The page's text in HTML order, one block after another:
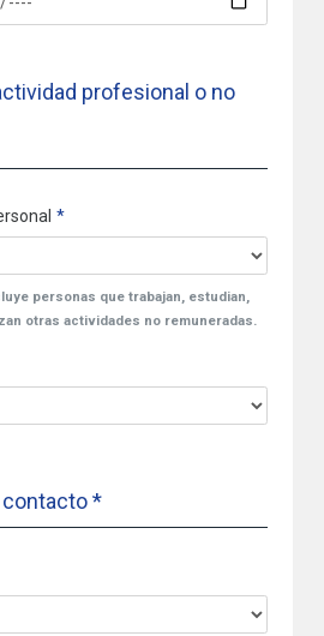
profesional o no
personas que trabajan, estudian,
otras actividades no remuneradas.
*